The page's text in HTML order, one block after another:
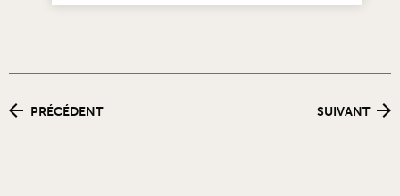
PRÉCÉDENT SUIVANT